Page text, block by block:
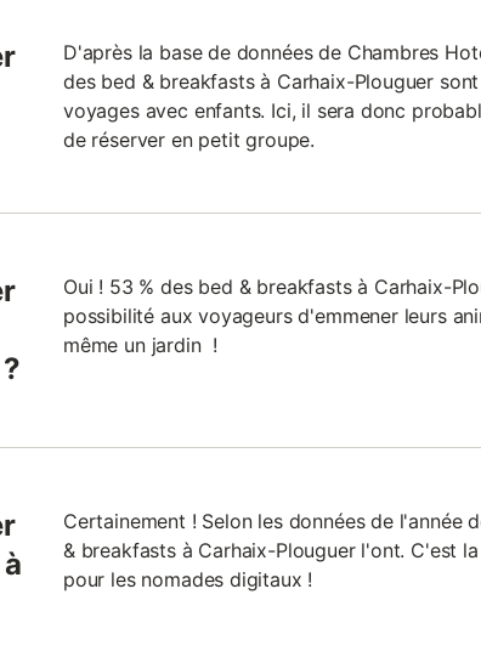
D'après la base de données de Chambres
des bed & breakfasts à Carhaix-Plouguer
voyages avec enfants. Ici, il sera donc
de réserver en petit groupe.
Oui ! 53 % des bed & breakfasts à Carhaix-
possibilité aux voyageurs d'emmener leurs
même un jardin !
Certainement ! Selon les données de l'année
& breakfasts à Carhaix-Plouguer l'ont. C'est
pour les nomades digitaux !